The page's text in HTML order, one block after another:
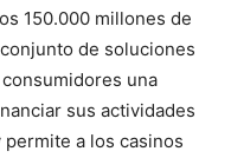
150.000 millones de
de soluciones
una
sus actividades
a los casinos